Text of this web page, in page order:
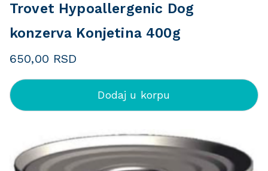
Trovet Hypoallergenic Dog
konzerva Konjetina 400g
650,00 RSD
Dodaj u korpu